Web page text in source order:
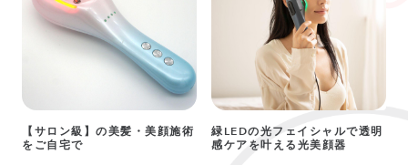
【サロン級】の美髪・美顔施術
をご自宅で
緑LEDの光フェイシャルで透明
感ケアを叶える光美顔器